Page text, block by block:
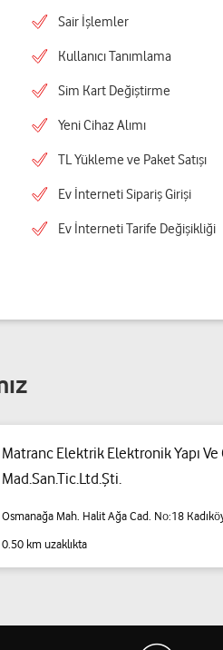
Sair İşlemler
Kullanıcı Tanımlama
Sim Kart Değiştirme
Yeni Cihaz Alımı
TL Yükleme ve Paket Satışı
Ev İnterneti Sipariş Girişi
Ev İnterneti Tarife Değişikliği
Matranc Elektrik Elektronik Yapı Ve
Mad.San.Tic.Ltd.Şti.
Osmanağa Mah. Halit Ağa Cad. No:18
0.50 km uzaklıkta